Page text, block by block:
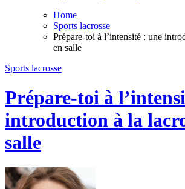
Home
Sports lacrosse
Prépare-toi à l’intensité : une
en salle
Sports lacrosse
Prépare-toi à
introduction à la
salle